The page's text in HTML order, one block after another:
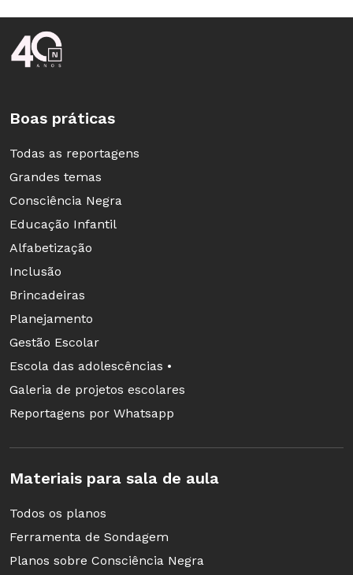
Rodapé da Nova Escola
Boas práticas
Todas as reportagens
Grandes temas
Consciência Negra
Educação Infantil
Alfabetização
Inclusão
Brincadeiras
Planejamento
Gestão Escolar
Escola das adolescências •
Galeria de projetos escolares
Reportagens por Whatsapp
Materiais para sala de aula
Todos os planos
Ferramenta de Sondagem
Planos sobre Consciência Negra